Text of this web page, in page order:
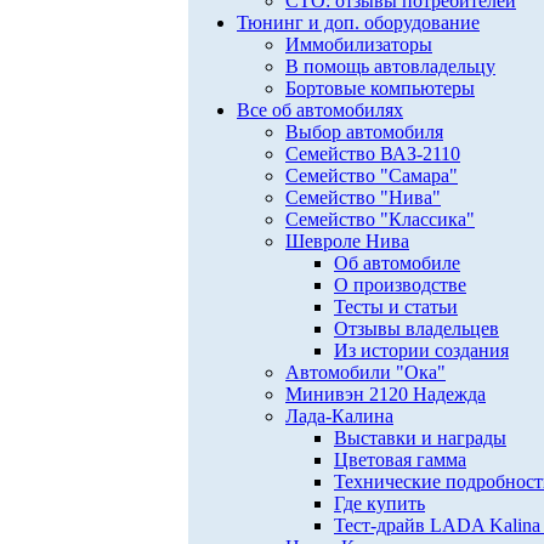
Тюнинг и доп. оборудование
Иммобилизаторы
В помощь автовладельцу
Бортовые компьютеры
Все об автомобилях
Выбор автомобиля
Семейство ВАЗ-2110
Семейство "Самара"
Семейство "Нива"
Семейство "Классика"
Шевроле Нива
Об автомобиле
О производстве
Тесты и статьи
Отзывы владельцев
Из истории создания
Автомобили "Ока"
Минивэн 2120 Надежда
Лада-Калина
Выставки и награды
Цветовая гамма
Технические
Где купить
Тест-драйв LADA Kalina